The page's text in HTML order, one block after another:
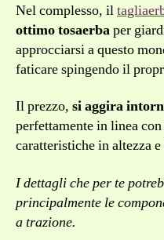
Nel complesso, il
ottimo tosaerbaper
approcciarsi a questo
faticare spingendo il
Il prezzo, si aggira
perfettamente in linea
caratteristiche in altezza
I dettagli che per te
principalmente le
a trazione.